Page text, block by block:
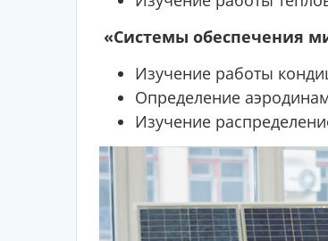
«Системы обеспечения
Изучение работы
Определение
Изучение